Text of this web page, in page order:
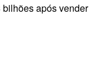
após vender